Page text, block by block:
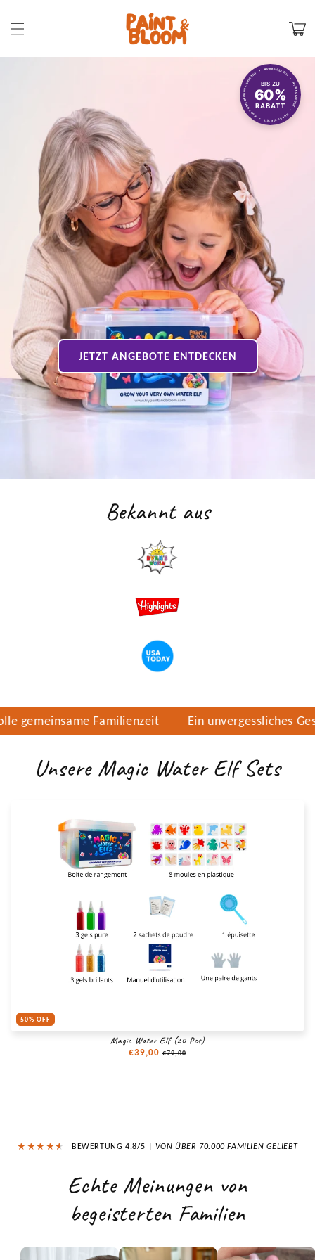
Inhalt
NUR KURZE ZEIT • NUR KURZE ZEIT • NUR KURZE ZEIT • NUR KURZE ZEIT • NUR KURZE ZEIT •
BIS ZU
60%
RABATT
JETZT ANGEBOTE ENTDECKEN
Bekannt aus
Familienzeit Ein unvergessliches
Unsere Magic Water Elf Sets
50% OFF
Magic Water Elf (20 Pcs)
Normaler
€39,00 Verkaufspreis
€79,00
★★★★★
★ BEWERTUNG 4.8/5 | VON ÜBER 70.000 FAMILIEN GELIEBT
Echte Meinungen von
begeisterten Familien